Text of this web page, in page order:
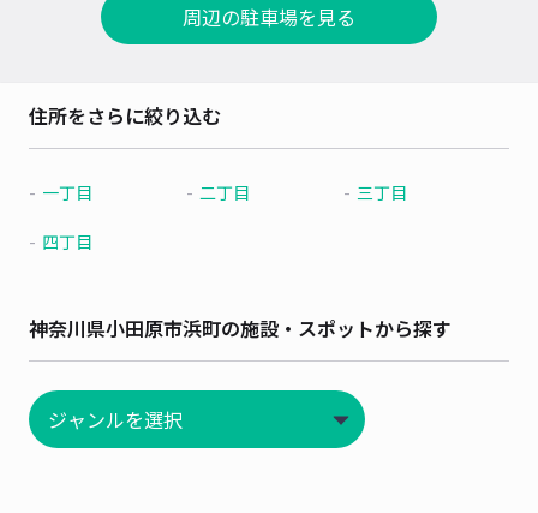
周辺の駐車場を見る
住所をさらに絞り込む
一丁目 二丁目 三丁目
四丁目
神奈川県小田原市浜町の施設・スポットから探す